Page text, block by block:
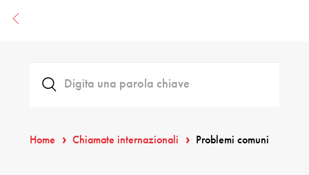
Home Chiamate internazionali Problemi comuni